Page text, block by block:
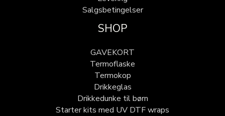
Salgsbetingelser
SHOP
GAVEKORT
Termoflaske
Termokop
Drikkeglas
Drikkedunke til børn
Starter kits med UV DTF wraps